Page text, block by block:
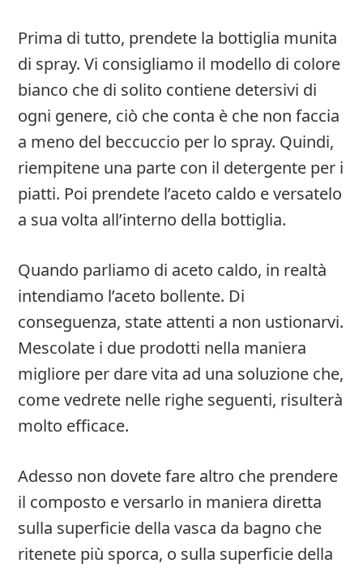
Prima di tutto, prendete la bottiglia munita
di spray. Vi consigliamo il modello di colore
bianco che di solito contiene detersivi di
ogni genere, ciò che conta è che non faccia
a meno del beccuccio per lo spray. Quindi,
riempitene una parte con il detergente per i
piatti. Poi prendete l’aceto caldo e versatelo
a sua volta all’interno della bottiglia.
Quando parliamo di aceto caldo, in realtà
intendiamo l’aceto bollente. Di
conseguenza, state attenti a non ustionarvi.
Mescolate i due prodotti nella maniera
migliore per dare vita ad una soluzione che,
come vedrete nelle righe seguenti, risulterà
molto efficace.
Adesso non dovete fare altro che prendere
il composto e versarlo in maniera diretta
sulla superficie della vasca da bagno che
ritenete più sporca, o sulla superficie della